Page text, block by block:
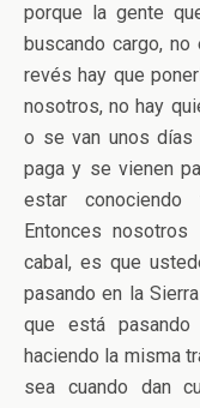
porque la gente
buscando cargo,
revés hay que
nosotros, no hay
o se van unos días
paga y se vienen
estar
Entonces
cabal, es que
pasando en la
que está
haciendo la misma
sea cuando dan